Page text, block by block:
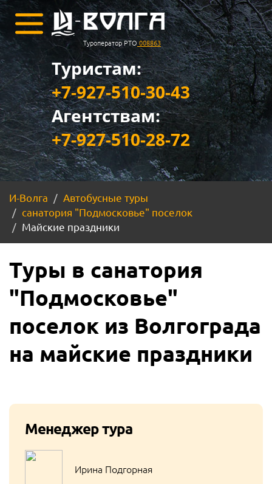
Туроператор РТО 008863
Туристам:
+7-927-510-30-43
Агентствам:
+7-927-510-28-72
И-Волга
Автобусные туры
санатория "Подмосковье" поселок
Майские праздники
Туры в санатория
"Подмосковье"
поселок из Волгограда
на майские праздники
Менеджер тура
Ирина Подгорная